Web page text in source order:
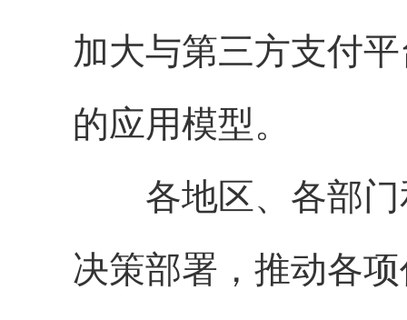
加大与第三方支付
的应用模型。
各地区、各部门
决策部署，推动各